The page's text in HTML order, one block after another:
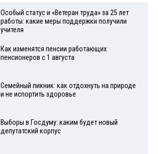
Особый статус и «Ветеран труда» за 25 лет
работы: какие меры поддержки получили
учителя
Как изменятся пенсии работающих
пенсионеров с 1 августа
Семейный пикник: как отдохнуть на природе
и не испортить здоровье
Выборы в Госдуму: каким будет новый
депутатский корпус